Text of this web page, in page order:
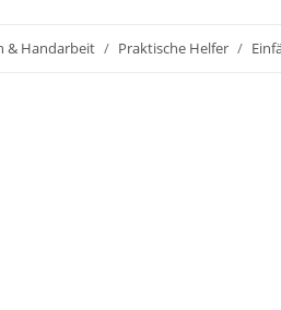
& Handarbeit Praktische Helfer